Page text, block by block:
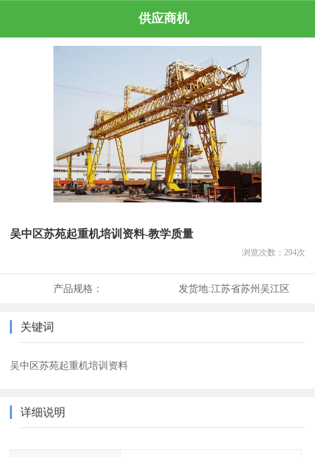
供应商机
吴中区苏苑起重机培训资料-教学质量
浏览次数： 294次
产品规格： 发货地:江苏省苏州吴江区
关键词
吴中区苏苑起重机培训资料
详细说明